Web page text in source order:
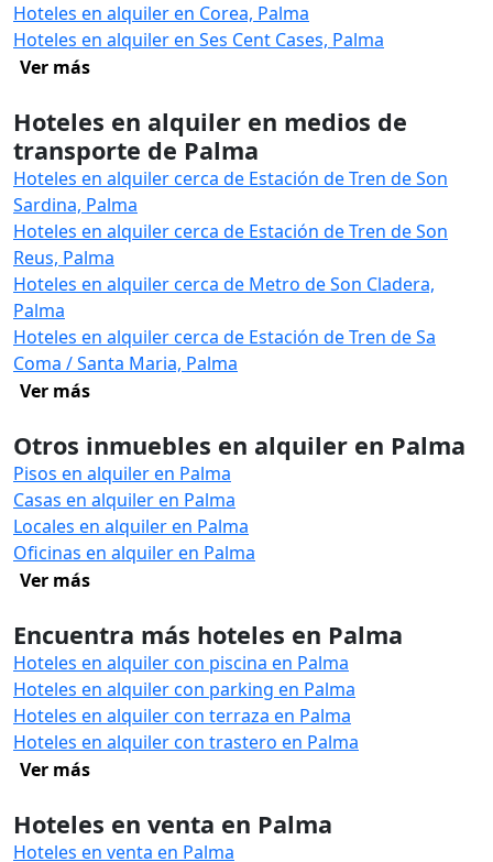
Hoteles en alquiler en Corea, Palma
Hoteles en alquiler en Ses Cent Cases, Palma
Ver más
Hoteles en alquiler en medios de
transporte de Palma
Hoteles en alquiler cerca de Estación de Tren de Son
Sardina, Palma
Hoteles en alquiler cerca de Estación de Tren de Son
Reus, Palma
Hoteles en alquiler cerca de Metro de Son Cladera,
Palma
Hoteles en alquiler cerca de Estación de Tren de Sa
Coma / Santa Maria, Palma
Ver más
Otros inmuebles en alquiler en Palma
Pisos en alquiler en Palma
Casas en alquiler en Palma
Locales en alquiler en Palma
Oficinas en alquiler en Palma
Ver más
Encuentra más hoteles en Palma
Hoteles en alquiler con piscina en Palma
Hoteles en alquiler con parking en Palma
Hoteles en alquiler con terraza en Palma
Hoteles en alquiler con trastero en Palma
Ver más
Hoteles en venta en Palma
Hoteles en venta en Palma